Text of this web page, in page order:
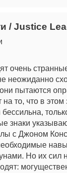
/ Justice
очень
неожиданно
пытаются
на то, что в
знаки
с Джоном
Но их сил